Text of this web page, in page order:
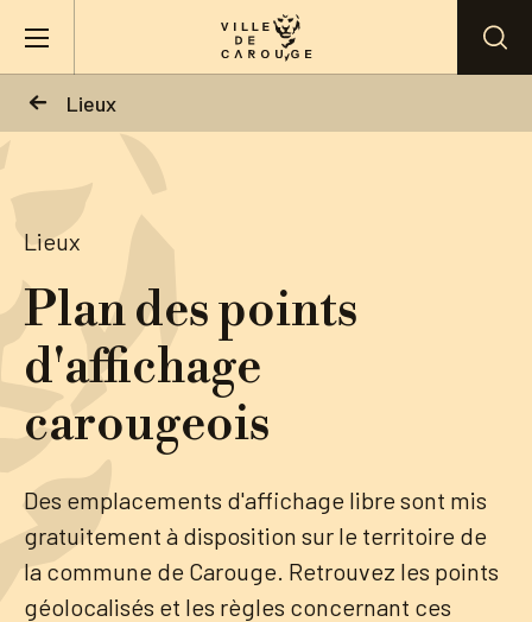
Lieux
Mairie
Vie pratique
Actualités
Agenda
Lieux
Tourisme
Lieux
Plan des points
d'affichage
carougeois
Des emplacements d'affichage libre sont mis
gratuitement à disposition sur le territoire de
la commune de Carouge. Retrouvez les points
géolocalisés et les règles concernant ces